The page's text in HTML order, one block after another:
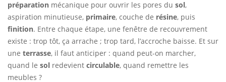
préparation mécanique pour ouvrir les pores du sol,
aspiration minutieuse, primaire, couche de résine, puis
finition. Entre chaque étape, une fenêtre de recouvrement
existe : trop tôt, ça arrache ; trop tard, l’accroche baisse. Et sur
une terrasse, il faut anticiper : quand peut-on marcher,
quand le sol redevient circulable, quand remettre les
meubles ?